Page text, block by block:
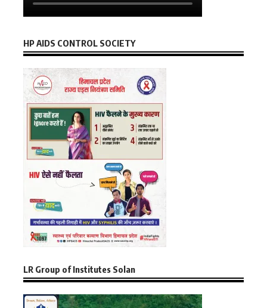
HP AIDS CONTROL SOCIETY
LR Group of Institutes Solan